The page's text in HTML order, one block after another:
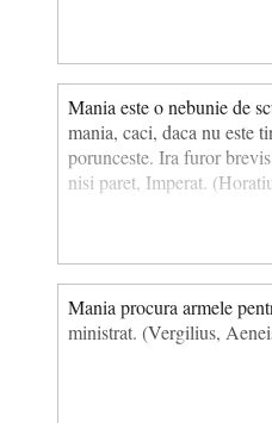
Mania este o nebunie de
mania, caci, daca nu este
porunceste. Ira furor
nisi paret, Imperat.
Mania procura armele
ministrat. (Vergilius,